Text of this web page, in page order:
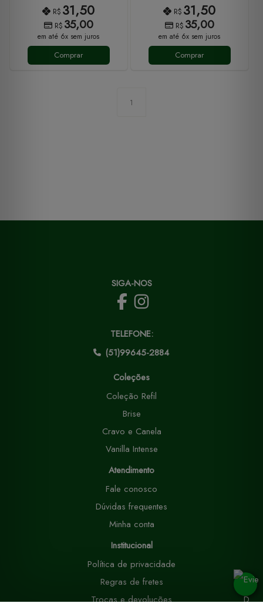
R$ 31,50
R$ 35,00
em até 6x sem juros
Comprar
R$ 31,50
R$ 35,00
em até 6x sem juros
Comprar
1
SIGA-NOS
TELEFONE:
(51)99645-2884
Coleções
Coleção Refil
Brise
Cravo e Canela
Vanilla Intense
Atendimento
Fale conosco
Dúvidas frequentes
Minha conta
Institucional
Política de privacidade
Regras de fretes
Trocas e devoluções